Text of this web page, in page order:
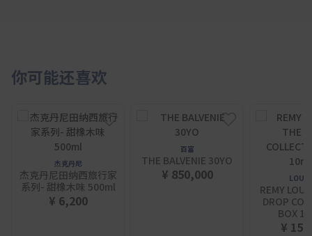
你可能还喜欢
杰克丹尼
杰克丹尼田纳西旅行家
系列- 甜橡木味 500ml
¥ 6,200
百富
THE BALVENIE 30YO
¥ 850,000
REMY
DROP
BOX
¥